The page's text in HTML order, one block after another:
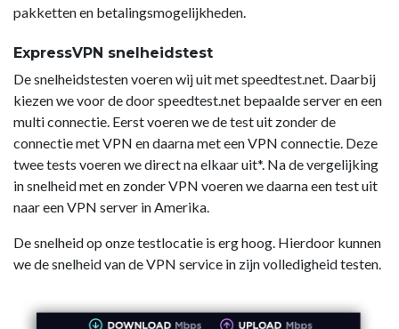
pakketten en betalingsmogelijkheden.
ExpressVPN snelheidstest
De snelheidstesten voeren wij uit met speedtest.net. Daarbij
kiezen we voor de door speedtest.net bepaalde server en een
multi connectie. Eerst voeren we de test uit zonder de
connectie met VPN en daarna met een VPN connectie. Deze
twee tests voeren we direct na elkaar uit*. Na de vergelijking
in snelheid met en zonder VPN voeren we daarna een test uit
naar een VPN server in Amerika.
De snelheid op onze testlocatie is erg hoog. Hierdoor kunnen
we de snelheid van de VPN service in zijn volledigheid testen.